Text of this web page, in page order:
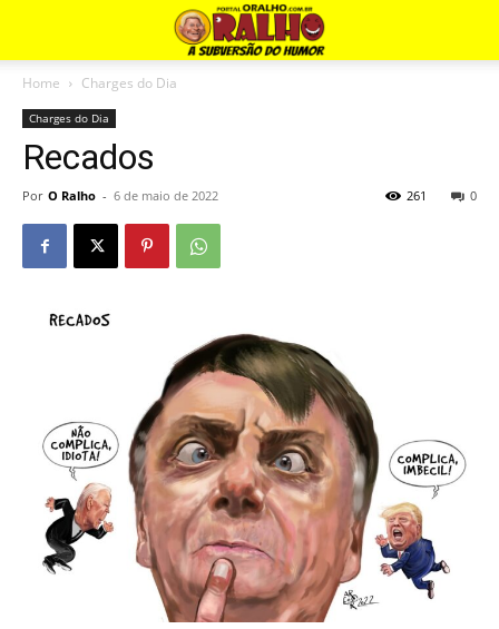
Home Charges do Dia
Charges do Dia
Recados
Por O Ralho - 6 de maio de 2022 0
261